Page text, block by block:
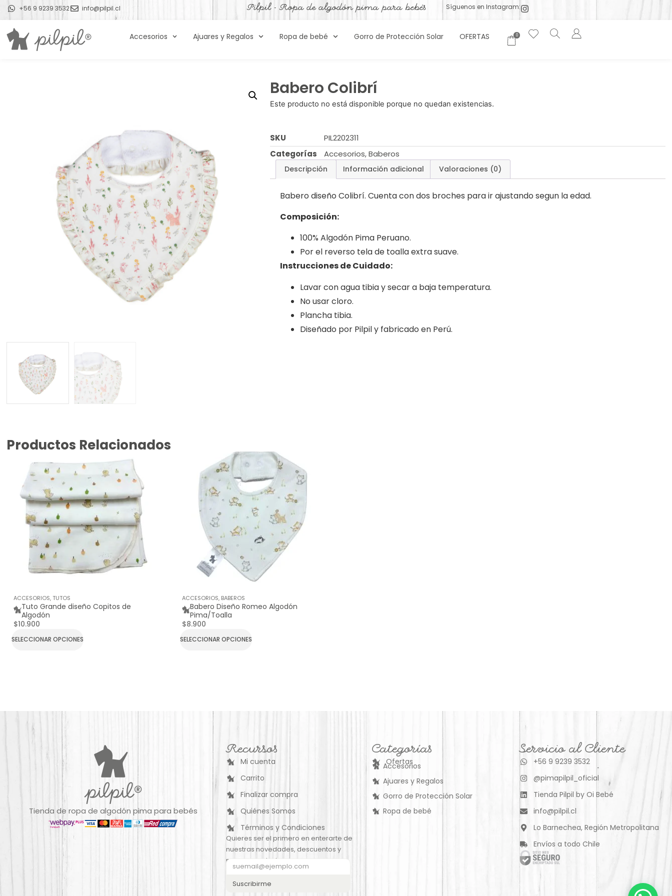
+56 9 9239 3532 info@pilpil.cl Pilpil - Ropa de algodón pima para bebés Síguenos en Instagram:
Accesorios Ajuares y Regalos Ropa de bebé Gorro de Protección Solar OFERTAS 0
Babero Colibrí
Este producto no está disponible porque no quedan existencias.
SKU
PIL2202311
Categorías
Accesorios,Baberos
Descripción Información adicional Valoraciones (0)
Babero diseño Colibrí. Cuenta con dos broches para ir ajustando segun la edad.
Composición:
100% Algodón Pima Peruano.
Por el reverso tela de toalla extra suave.
Instrucciones de Cuidado:
Lavar con agua tibia y secar a baja temperatura.
No usar cloro.
Plancha tibia.
Diseñado por Pilpil y fabricado en Perú.
Productos Relacionados
ACCESORIOS, TUTOS
Tuto Grande diseño Copitos de
Algodón
$10.900
SELECCIONAR OPCIONES
ACCESORIOS, BABEROS
Babero Diseño Romeo Algodón
Pima/Toalla
$8.900
SELECCIONAR OPCIONES
Tienda de ropa de algodón pima para bebés
Recursos
Mi cuenta
Carrito
Finalizar compra
Quiénes Somos
Términos y Condiciones
Quieres ser el primero en enterarte de
nuestras novedades, descuentos y
nuevos productos:
Suscribirme
Categorías
Ofertas
Accesorios
Ajuares y Regalos
Gorro de Protección Solar
Ropa de bebé
Servicio al Cliente
+56 9 9239 3532
@pimapilpil_oficial
Tienda Pilpil by Oi Bebé
info@pilpil.cl
Lo Barnechea, Región Metropolitana
Envíos a todo Chile